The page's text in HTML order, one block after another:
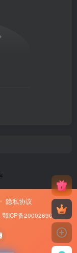
隐私协议
鄂ICP备20002690号-8